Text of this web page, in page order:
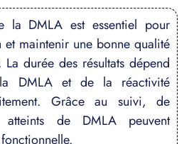
la DMLA est essentiel pour
maintenir une bonne qualité
durée des résultats dépend
DMLA et de la réactivité
Grâce au suivi, de
atteints de DMLA peuvent